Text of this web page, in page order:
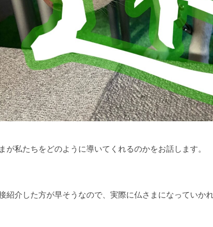
が私たちをどのように導いてくれるのかをお話します。
紹介した方が早そうなので、実際に仏さまになっていか